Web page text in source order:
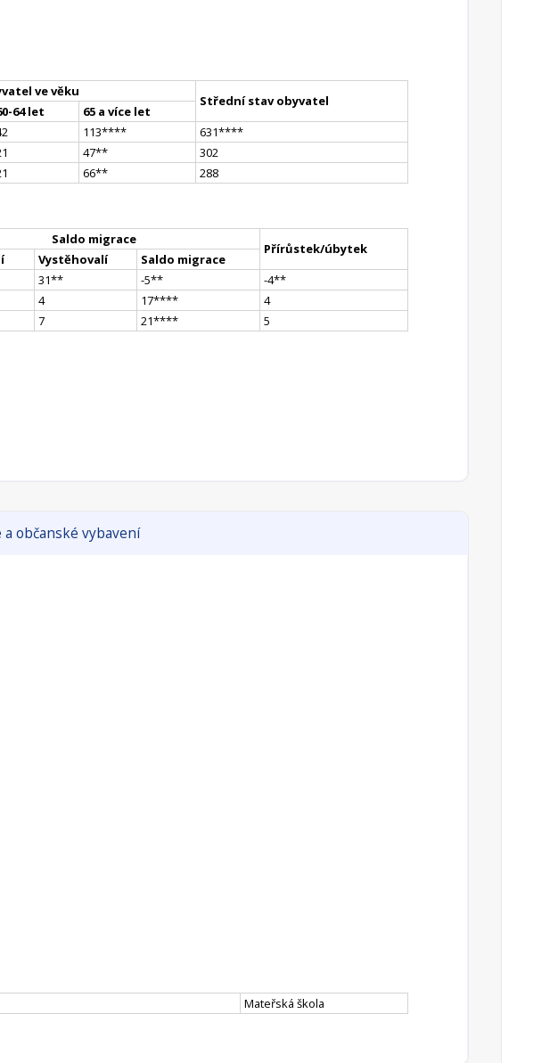
ve věku
Střední stav obyvatel
64 let
65 a více let
113**** 631****
47**
302
66**
288
Saldo migrace
Přírůstek/úbytek
Vystěhovalí
Saldo migrace
31** -5** -4**
4 17****
4
7 21****
5
a občanské vybavení
Mateřská škola